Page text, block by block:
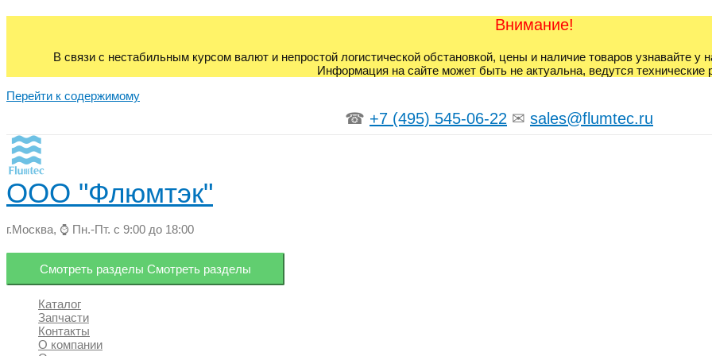
Внимание!
В связи с нестабильным курсом валют и непростой логистической обстановкой, цены и наличие товаров узнавайте
Информация на сайте может быть не актуальна, ведутся технические
Перейти к содержимому
☎ +7 (495) 545-06-22 ✉ sales@flumtec.ru
ООО "Флюмтэк"
г.Москва, ⌚ Пн.-Пт. с 9:00 до 18:00
Смотреть разделы Смотреть разделы
Каталог
Запчасти
Контакты
О компании